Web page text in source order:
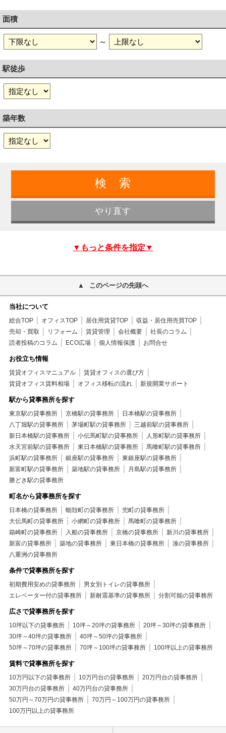
面積
～
駅徒歩
築年数
▼もっと条件を指定▼
このページの先頭へ
当社について
総合TOP オフィスTOP 居住用賃貸TOP
収益・居住用売買TOP
売却・買取
リフォーム 賃貸管理 会社概要
社長のコラム
読者投稿のコラム
ECO広場 個人情報保護 お問合せ
お役立ち情報
賃貸オフィスマニュアル
賃貸オフィスの選び方
賃貸オフィス賃料相場
オフィス移転の流れ 新規開業サポート
駅から貸事務所を探す
東京駅の貸事務所 京橋駅の貸事務所
日本橋駅の貸事務所
八丁堀駅の貸事務所
茅場町駅の貸事務所
三越前駅の貸事務所
新日本橋駅の貸事務所
小伝馬町駅の貸事務所
人形町駅の貸事務所
水天宮前駅の貸事務所
東日本橋駅の貸事務所
馬喰町駅の貸事務所
浜町駅の貸事務所
銀座駅の貸事務所
東銀座駅の貸事務所
新富町駅の貸事務所
築地駅の貸事務所
月島駅の貸事務所
勝どき駅の貸事務所
町名から貸事務所を探す
日本橋の貸事務所 蛎殻町の貸事務所
兜町の貸事務所
大伝馬町の貸事務所
小網町の貸事務所
馬喰町の貸事務所
箱崎町の貸事務所
入船の貸事務所 京橋の貸事務所
新川の貸事務所
新富の貸事務所
築地の貸事務所 東日本橋の貸事務所
湊の貸事務所
八重洲の貸事務所
条件で貸事務所を探す
初期費用安めの貸事務所
男女別トイレの貸事務所
エレベーター付の貸事務所
新耐震基準の貸事務所 分割可能の貸事務所
広さで貸事務所を探す
10坪以下の貸事務所 10坪～20坪の貸事務所
20坪～30坪の貸事務所
30坪～40坪の貸事務所
40坪～50坪の貸事務所
50坪～70坪の貸事務所
70坪～100坪の貸事務所 100坪以上の貸事務所
賃料で貸事務所を探す
10万円以下の貸事務所 10万円台の貸事務所
20万円台の貸事務所
30万円台の貸事務所
40万円台の貸事務所
50万円～70万円の貸事務所
70万円～100万円の貸事務所
100万円以上の貸事務所